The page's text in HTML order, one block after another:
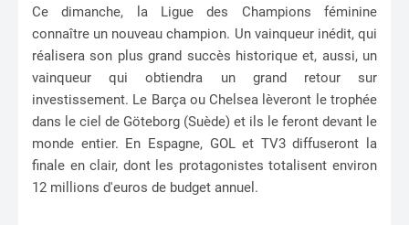
Ce dimanche, la Ligue des Champions féminine
connaître un nouveau champion. Un vainqueur inédit, qui
réalisera son plus grand succès historique et, aussi, un
vainqueur qui obtiendra un grand retour sur
investissement. Le Barça ou Chelsea lèveront le trophée
dans le ciel de Göteborg (Suède) et ils le feront devant le
monde entier. En Espagne, GOL et TV3 diffuseront la
finale en clair, dont les protagonistes totalisent environ
12 millions d'euros de budget annuel.